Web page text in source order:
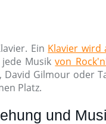
Ein Klavier wird
jede Musikvon
Gilmour oder
Platz.
und